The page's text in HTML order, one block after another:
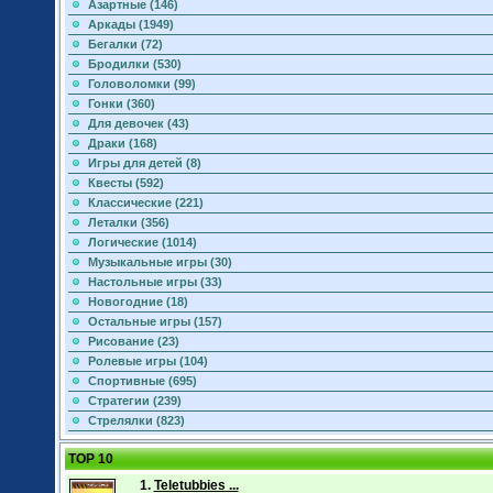
Азартные (146)
Аркады (1949)
Бегалки (72)
Бродилки (530)
Головоломки (99)
Гонки (360)
Для девочек (43)
Драки (168)
Игры для детей (8)
Квесты (592)
Классические (221)
Леталки (356)
Логические (1014)
Музыкальные игры (30)
Настольные игры (33)
Новогодние (18)
Остальные игры (157)
Рисование (23)
Ролевые игры (104)
Спортивные (695)
Стратегии (239)
Стрелялки (823)
TOP 10
1. Teletubbies ...